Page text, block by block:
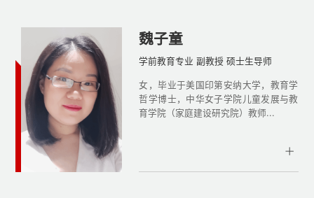
魏子童
学前教育专业 副教授 硕士生导师
女，毕业于美国印第安纳大学，教育学
哲学博士，中华女子学院儿童发展与教
育学院（家庭建设研究院）教师...